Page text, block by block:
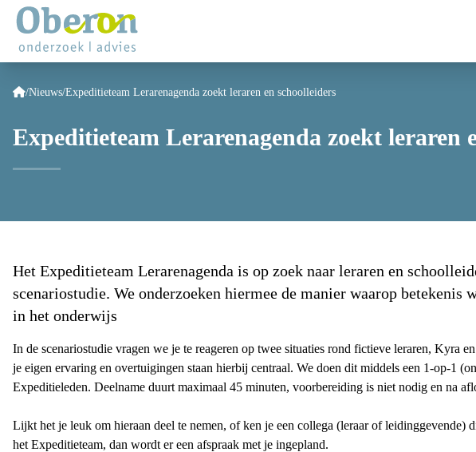
/Nieuws/Expeditieteam Lerarenagenda zoekt leraren en schoolleiders
Expeditieteam Lerarenagenda zoekt leraren
Het Expeditieteam Lerarenagenda is op zoek naar leraren en
scenariostudie. We onderzoeken hiermee de manier waarop betekenis
in het onderwijs
In de scenariostudie vragen we je te reageren op twee situaties rond fictieve leraren, Kyra
je eigen ervaring en overtuigingen staan hierbij centraal. We doen dit middels een 1-op-1
Expeditieleden. Deelname duurt maximaal 45 minuten, voorbereiding is niet nodig en na
Lijkt het je leuk om hieraan deel te nemen, of ken je een collega (leraar of leidinggevende)
het Expeditieteam, dan wordt er een afspraak met je ingepland.